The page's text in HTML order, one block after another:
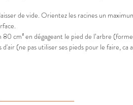
de vide. Orientez les racines un
cm² en dégageant le pied de l’arbre
(ne pas utiliser ses pieds pour le faire, ca